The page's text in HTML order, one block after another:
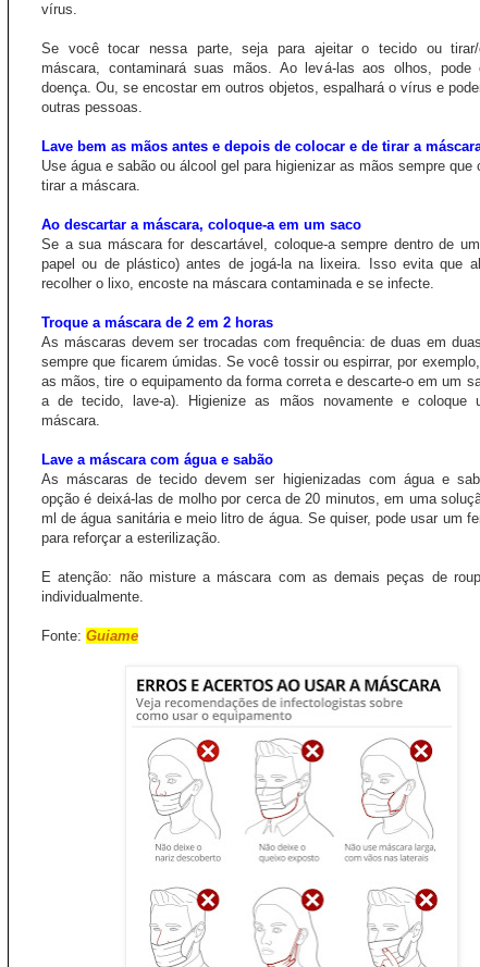
vírus.
Se você tocar nessa parte, seja para ajeitar o tecido ou tirar/
máscara, contaminará suas mãos. Ao levá-las aos olhos, pode
doença. Ou, se encostar em outros objetos, espalhará o vírus e
outras pessoas.
Lave bem as mãos antes e depois de colocar e de tirar a
Use água e sabão ou álcool gel para higienizar as mãos sempre que
tirar a máscara.
Ao descartar a máscara, coloque-a em um saco
Se a sua máscara for descartável, coloque-a sempre dentro de
papel ou de plástico) antes de jogá-la na lixeira. Isso evita que
recolher o lixo, encoste na máscara contaminada e se infecte.
Troque a máscara de 2 em 2 horas
As máscaras devem ser trocadas com frequência: de duas em
sempre que ficarem úmidas. Se você tossir ou espirrar, por
as mãos, tire o equipamento da forma correta e descarte-o em um
a de tecido, lave-a). Higienize as mãos novamente e coloque
máscara.
Lave a máscara com água e sabão
As máscaras de tecido devem ser higienizadas com água e
opção é deixá-las de molho por cerca de 20 minutos, em uma
ml de água sanitária e meio litro de água. Se quiser, pode usar um
para reforçar a esterilização.
E atenção: não misture a máscara com as demais peças de
individualmente.
Fonte: Guiame